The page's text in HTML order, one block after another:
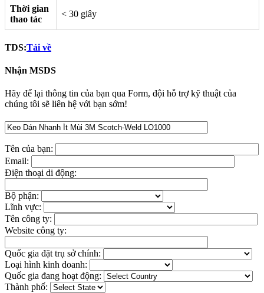
Thời gian
thao tác
< 30 giây
TDS:Tải về
Nhận MSDS
Hãy để lại thông tin của bạn qua Form, đội hỗ trợ kỹ thuật của
chúng tôi sẽ liên hệ với bạn sớm!
Tên của bạn:
Email:
Điện thoại di động:
Bộ phận:
Lĩnh vực:
Tên công ty:
Website công ty:
Quốc gia đặt trụ sở chính:
Loại hình kinh doanh:
Quốc gia đang hoạt động:
Thành phố: